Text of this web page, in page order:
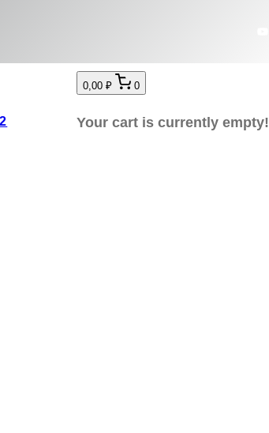
0,00 ₽ 0
Your cart is currently empty!